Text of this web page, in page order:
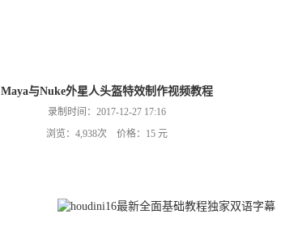
Maya与Nuke外星人头盔特效制作视频教程
录制时间：2017-12-27 17:16
浏览：4,938次 价格：15 元